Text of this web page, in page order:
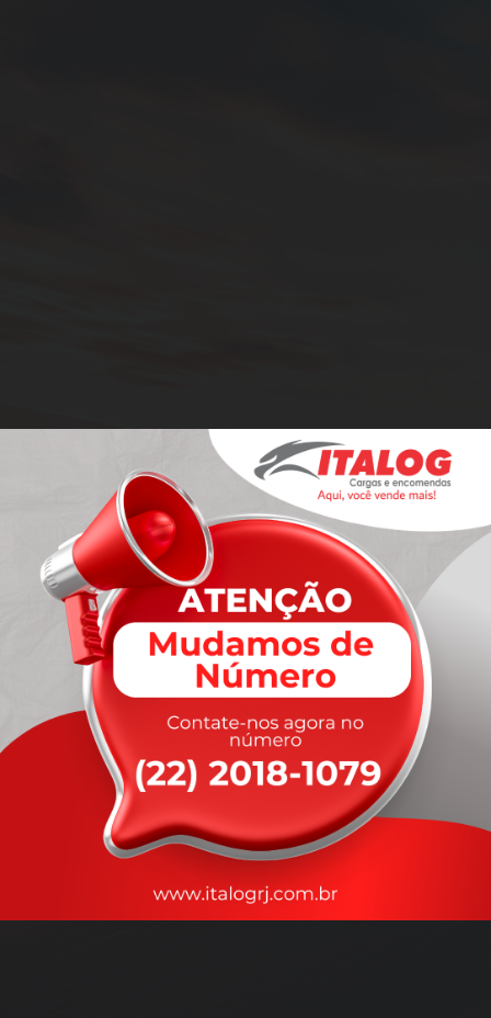
rapidez
que você precisa,
com a qualidade que vocêmerece.
Nossos motoristas são treinados para garantir a máxima
durante o transporte, com rastreamento em tempo real.